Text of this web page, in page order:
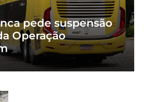
pede suspensão
Operação